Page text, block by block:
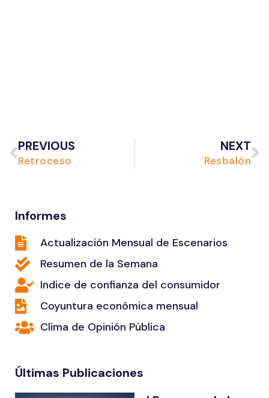
PREVIOUS
Retroceso
NEXT
Resbalón
Informes
Actualización Mensual de Escenarios
Resumen de la Semana
Indice de confianza del consumidor
Coyuntura económica mensual
Clima de Opinión Pública
Últimas Publicaciones